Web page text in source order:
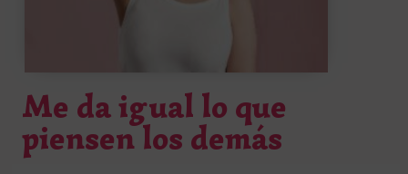
Me da igual lo que
piensen los demás